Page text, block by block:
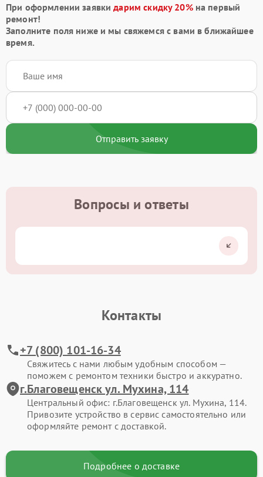
При оформлении заявкидарим скидку 20%на первый
ремонт!
Заполните поля ниже и мы свяжемся с вами в ближайшее
время.
Отправить заявку
Вопросы и ответы
Контакты
+7 (800) 101-16-34
Свяжитесь с нами любым удобным способом —
поможем с ремонтом техники быстро и аккуратно.
г.Благовещенск ул. Мухина, 114
Центральный офис: г.Благовещенск ул. Мухина, 114.
Привозите устройство в сервис самостоятельно или
оформляйте ремонт с доставкой.
Подробнее о доставке